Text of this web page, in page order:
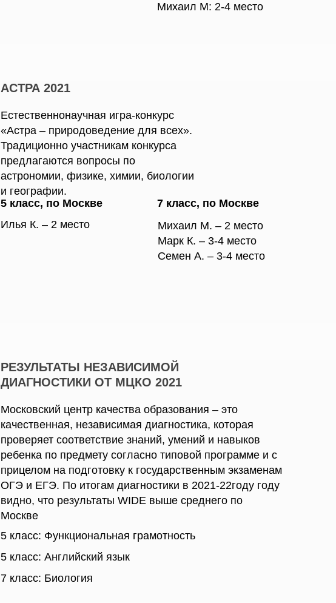
Михаил М: 2-4 место
АСТРА 2021
Естественнонаучная игра-конкурс
«Астра – природоведение для всех».
Традиционно участникам конкурса
предлагаются вопросы по
астрономии, физике, химии, биологии
и географии.
5 класс, по Москве
7 класс, по Москве
Илья К. – 2 место
Михаил М. – 2 место
Марк К. – 3-4 место
Семен А. – 3-4 место
РЕЗУЛЬТАТЫ НЕЗАВИСИМОЙ
ДИАГНОСТИКИ ОТ МЦКО 2021
Московский центр качества образования – это
качественная, независимая диагностика, которая
проверяет соответствие знаний, умений и навыков
ребенка по предмету согласно типовой программе и с
прицелом на подготовку к государственным экзаменам
ОГЭ и ЕГЭ. По итогам диагностики в 2021-22году году
видно, что результаты WIDE выше среднего по
Москве
5 класс: Функциональная грамотность
5 класс: Английский язык
7 класс: Биология